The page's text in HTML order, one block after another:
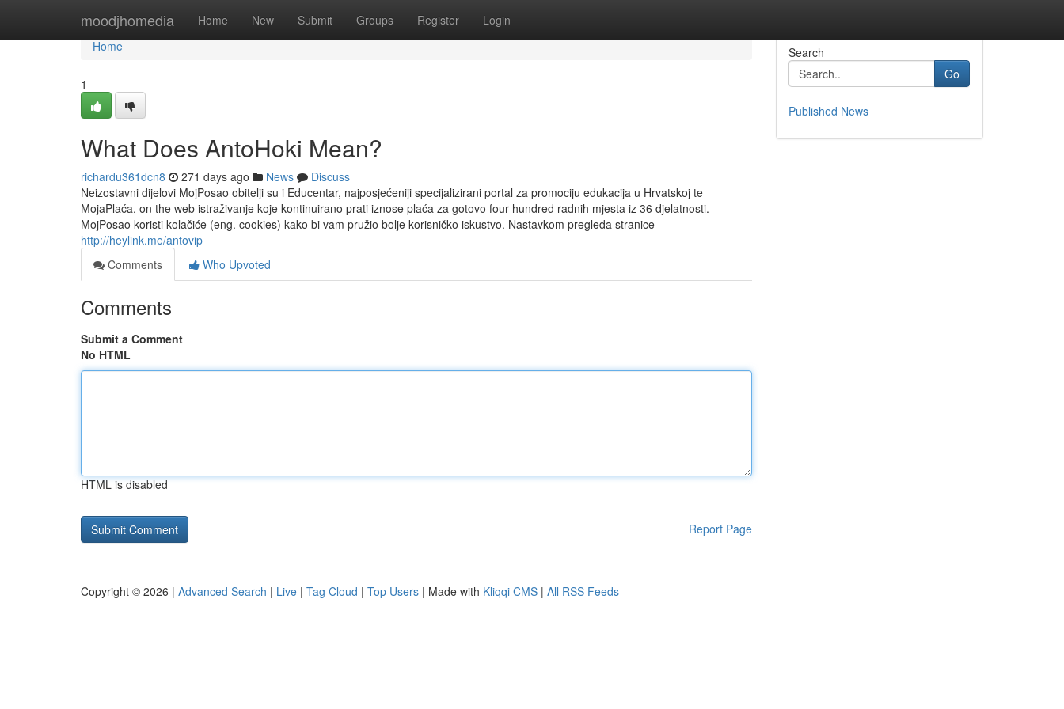
moodjhomedia Home New Submit Groups Register Login
Home
Home
1
What Does AntoHoki Mean?
richardu361dcn8 271 days ago News
Discuss
Neizostavni dijelovi MojPosao obitelji su i Educentar, najposjećeniji specijalizirani portal za promociju edukacija u Hrvatskoj te
MojaPlaća, on the web istraživanje koje kontinuirano prati iznose plaća za gotovo four hundred radnih mjesta iz 36 djelatnosti.
MojPosao koristi kolačiće (eng. cookies) kako bi vam pružio bolje korisničko iskustvo. Nastavkom pregleda stranice
http://heylink.me/antovip
Comments
Who Upvoted
Comments
Submit a Comment
No HTML
HTML is disabled
Report Page
Search
Go
Published News
Copyright © 2026 | Advanced Search | Live | Tag Cloud | Top Users | Made with Kliqqi CMS | All RSS Feeds